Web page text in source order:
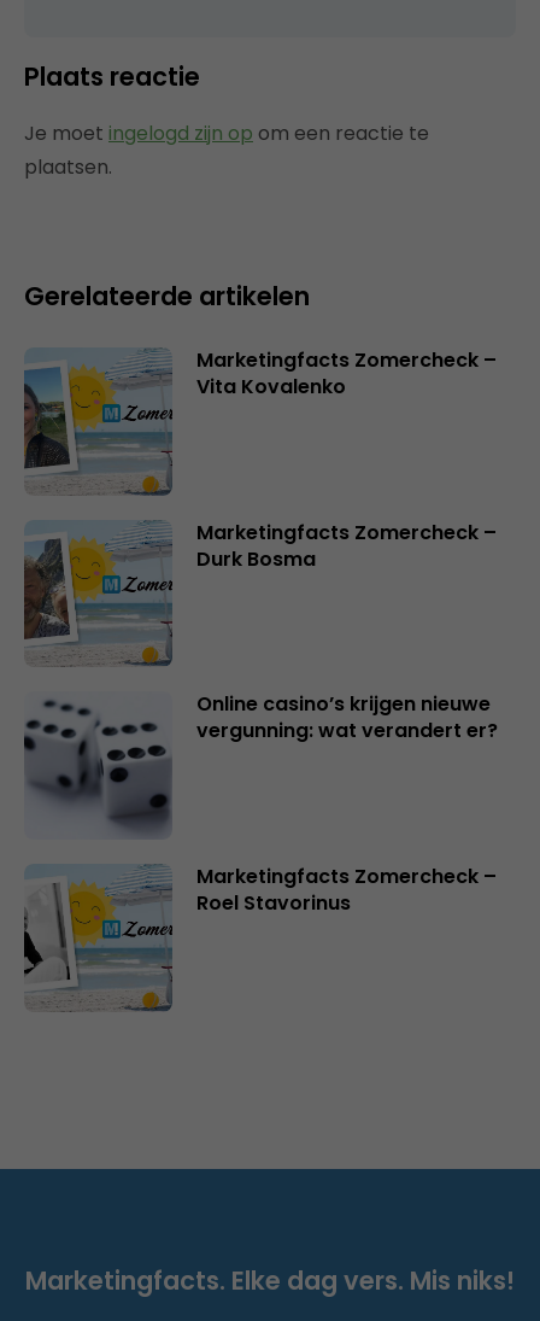
Plaats reactie
Je moet ingelogd zijn op om een reactie te
plaatsen.
Gerelateerde artikelen
Marketingfacts Zomercheck –
Vita Kovalenko
Marketingfacts Zomercheck –
Durk Bosma
Online casino’s krijgen nieuwe
vergunning: wat verandert er?
Marketingfacts Zomercheck –
Roel Stavorinus
Marketingfacts. Elke dag vers. Mis niks!